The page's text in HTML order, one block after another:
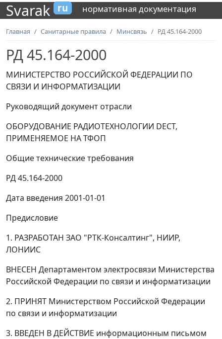
Svarak ru нормативная документация
Главная Санитарные правила Минсвязь РД 45.164-2000
РД 45.164-2000
МИНИСТЕРСТВО РОССИЙСКОЙ ФЕДЕРАЦИИ ПО
СВЯЗИ И ИНФОРМАТИЗАЦИИ
Руководящий документ отрасли
ОБОРУДОВАНИЕ РАДИОТЕХНОЛОГИИ DECT,
ПРИМЕНЯЕМОЕ НА ТФОП
Общие технические требования
РД 45.164-2000
Дата введения 2001-01-01
Предисловие
1. РАЗРАБОТАН ЗАО "РТК-Консалтинг", НИИР,
ЛОНИИС
ВНЕСЕН Департаментом электросвязи Министерства
Российской Федерации по связи и информатизации
2. ПРИНЯТ Министерством Российской Федерации
по связи и информатизации
3. ВВЕДЕН В ДЕЙСТВИЕ информационным письмом